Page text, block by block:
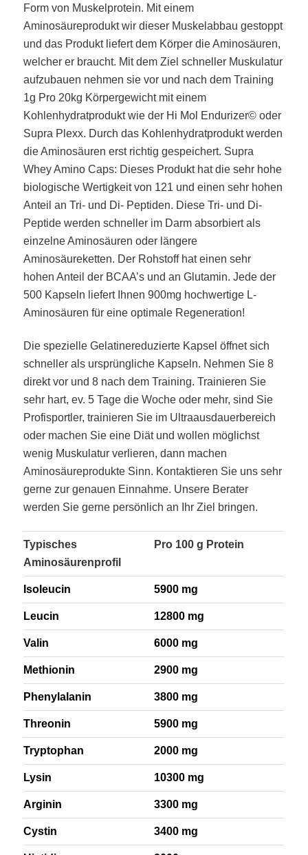
Form von Muskelprotein. Mit einem
Aminosäureprodukt wir dieser Muskelabbau gestoppt
und das Produkt liefert dem Körper die Aminosäuren,
welcher er braucht. Mit dem Ziel schneller Muskulatur
aufzubauen nehmen sie vor und nach dem Training
1g Pro 20kg Körpergewicht mit einem
Kohlenhydratprodukt wie der Hi Mol Endurizer© oder
Supra Plexx. Durch das Kohlenhydratprodukt werden
die Aminosäuren erst richtig gespeichert. Supra
Whey Amino Caps: Dieses Produkt hat die sehr hohe
biologische Wertigkeit von 121 und einen sehr hohen
Anteil an Tri- und Di- Peptiden. Diese Tri- und Di-
Peptide werden schneller im Darm absorbiert als
einzelne Aminosäuren oder längere
Aminosäureketten. Der Rohstoff hat einen sehr
hohen Anteil der BCAA’s und an Glutamin. Jede der
500 Kapseln liefert Ihnen 900mg hochwertige L-
Aminosäuren für eine optimale Regeneration!
Die spezielle Gelatinereduzierte Kapsel öffnet sich
schneller als ursprüngliche Kapseln. Nehmen Sie 8
direkt vor und 8 nach dem Training. Trainieren Sie
sehr hart, ev. 5 Tage die Woche oder mehr, sind Sie
Profisportler, trainieren Sie im Ultraausdauerbereich
oder machen Sie eine Diät und wollen möglichst
wenig Muskulatur verlieren, dann machen
Aminosäureprodukte Sinn. Kontaktieren Sie uns sehr
gerne zur genauen Einnahme. Unsere Berater
werden Sie gerne persönlich an Ihr Ziel bringen.
Typisches
Aminosäurenprofil
Pro 100 g Protein
Isoleucin 5900 mg
Leucin 12800 mg
Valin 6000 mg
Methionin 2900 mg
Phenylalanin 3800 mg
Threonin 5900 mg
Tryptophan 2000 mg
Lysin 10300 mg
Arginin 3300 mg
Cystin 3400 mg